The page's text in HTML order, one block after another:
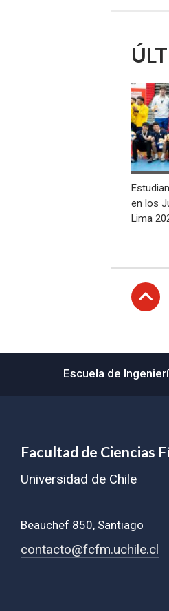
en los
Lima
Escuela de
Facultad de Ciencias
Universidad de Chile
Beauchef 850, Santiago
contacto@fcfm.uchile.cl